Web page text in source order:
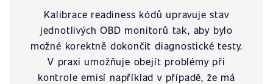
Kalibrace readiness kódů upravuje stav
jednotlivých OBD monitorů tak, aby bylo
možné korektně dokončit diagnostické testy.
V praxi umožňuje obejít problémy při
kontrole emisí například v případě, že má